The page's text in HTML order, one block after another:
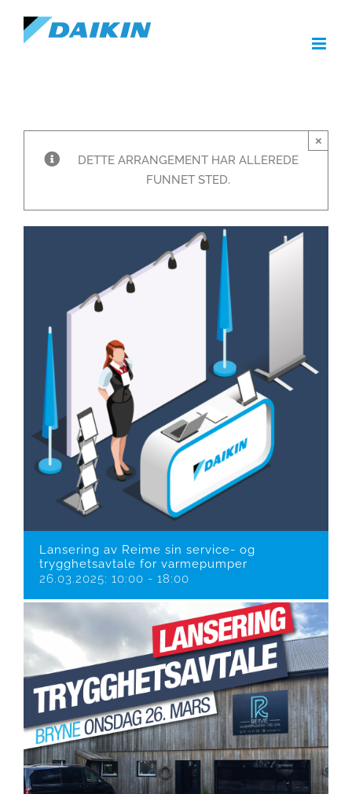
content
DETTE ARRANGEMENT HAR ALLEREDE
FUNNET STED.
×
Lansering av Reime sin service- og
trygghetsavtale for varmepumper
26.03.2025: 10:00 - 18:00